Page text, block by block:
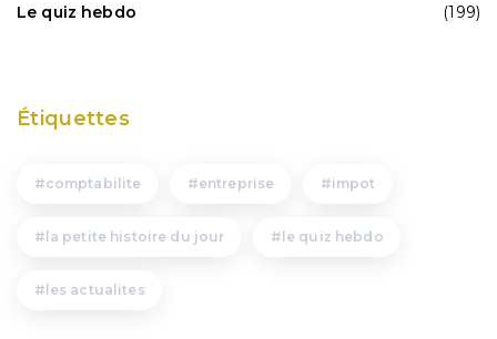
Le quiz hebdo
(199)
Étiquettes
comptabilite entreprise impot
la petite histoire du jour le quiz hebdo
les actualites